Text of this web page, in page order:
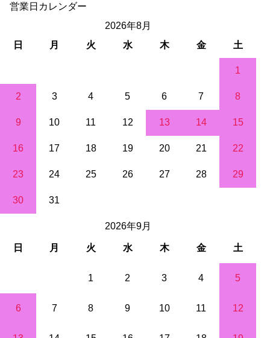
営業日カレンダー
2026年8月
日
月 火 水 木 金 土
1
2 3 4 5 6 7 8
9 10 11 12 13 14 15
16 17 18 19 20 21 22
23 24 25 26 27 28 29
30 31
2026年9月
日 月 火 水 木 金 土
1 2 3 4 5
6 7 8 9 10 11 12